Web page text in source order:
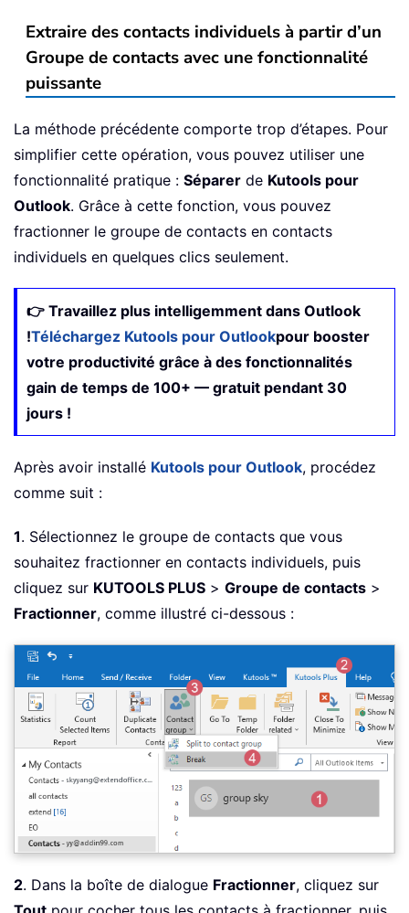
Extraire des contacts individuels à partir d’un
Groupe de contacts avec une fonctionnalité
puissante
La méthode précédente comporte trop d’étapes. Pour
simplifier cette opération, vous pouvez utiliser une
fonctionnalité pratique : Séparer de Kutools pour
Outlook. Grâce à cette fonction, vous pouvez
fractionner le groupe de contacts en contacts
individuels en quelques clics seulement.
👉 Travaillez plus intelligemment dans Outlook
!Téléchargez Kutools pour Outlookpour booster
votre productivité grâce à des fonctionnalités
gain de temps de 100+ — gratuit pendant 30
jours !
Après avoir installé Kutools pour Outlook, procédez
comme suit :
1. Sélectionnez le groupe de contacts que vous
souhaitez fractionner en contacts individuels, puis
cliquez sur KUTOOLS PLUS > Groupe de contacts >
Fractionner, comme illustré ci-dessous :
2. Dans la boîte de dialogue Fractionner, cliquez sur